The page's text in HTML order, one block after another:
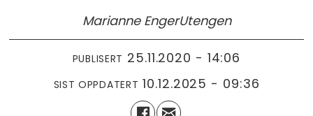
Marianne EngerUtengen
PUBLISERT 25.11.2020 - 14:06
SIST OPPDATERT 10.12.2025 - 09:36